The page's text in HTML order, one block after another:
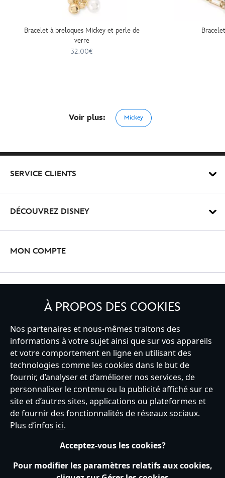
Bracelet à breloques Mickey et perle de
verre
32.00€
Voir plus: Mickey
SERVICE CLIENTS
DÉCOUVREZ DISNEY
MON COMPTE
France
Service clients Conditions d’utilisation
Trouver un magasin
Plan du site
Règles de respect de la vie privée
Politique de cookies
Notice relative à la confidentialité
Conditions générales de vente
À PROPOS DES COOKIES
Nos partenaires et nous-mêmes traitons des
informations à votre sujet ainsi que sur vos appareils
et votre comportement en ligne en utilisant des
technologies comme les cookies dans le but de
fournir, d’analyser et d’améliorer nos services, de
personnaliser le contenu ou la publicité affiché sur ce
site et d’autres sites, applications ou plateformes et
de fournir des fonctionnalités de réseaux sociaux.
Plus d’infos ici.
Acceptez-vous les cookies?
Pour modifier les paramètres relatifs aux cookies,